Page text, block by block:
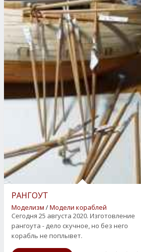
РАНГОУТ
Моделизм /Модели кораблей
Сегодня 25 августа 2020. Изготовление
рангоута - дело скучное, но без него
корабль не поплывет.